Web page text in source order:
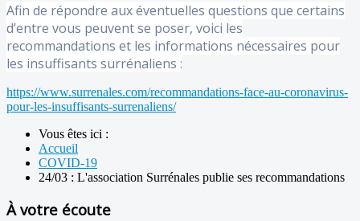
Afin de répondre aux éventuelles questions que certains
d’entre vous peuvent se poser, voici les
recommandations et les informations nécessaires pour
les insuffisants surrénaliens :
https://www.surrenales.com/recommandations-face-au-coronavirus-
pour-les-insuffisants-surrenaliens/
Vous êtes ici :
Accueil
COVID-19
24/03 : L'association Surrénales publie ses recommandations
À votre écoute